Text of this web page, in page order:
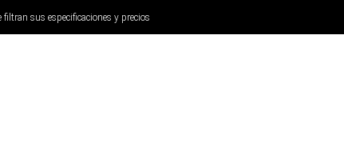
filtran sus especificaciones y precios